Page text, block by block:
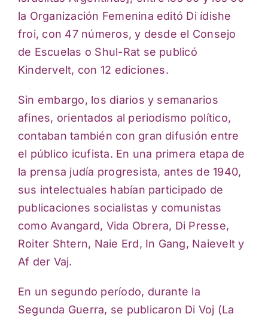
la Organización Femenina editó Di ídishe
froi, con 47 números, y desde el Consejo
de Escuelas o Shul-Rat se publicó
Kindervelt, con 12 ediciones.
Sin embargo, los diarios y semanarios
afines, orientados al periodismo político,
contaban también con gran difusión entre
el público icufista. En una primera etapa de
la prensa judía progresista, antes de 1940,
sus intelectuales habían participado de
publicaciones socialistas y comunistas
como Avangard, Vida Obrera, Di Presse,
Roiter Shtern, Naie Erd, In Gang, Naievelt y
Af der Vaj.
En un segundo período, durante la
Segunda Guerra, se publicaron Di Voj (La